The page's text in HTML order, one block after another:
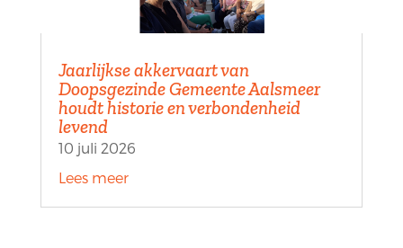
Jaarlijkse akkervaart van
Doopsgezinde Gemeente Aalsmeer
houdt historie en verbondenheid
levend
10 juli 2026
Lees meer